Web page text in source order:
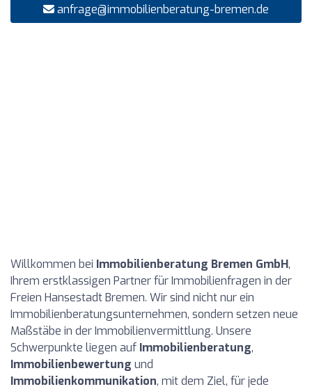
anfrage@immobilienberatung-bremen.de
Willkommen bei Immobilienberatung Bremen GmbH,
Ihrem erstklassigen Partner für Immobilienfragen in der
Freien Hansestadt Bremen. Wir sind nicht nur ein
Immobilienberatungsunternehmen, sondern setzen neue
Maßstäbe in der Immobilienvermittlung. Unsere
Schwerpunkte liegen auf Immobilienberatung,
Immobilienbewertung und
Immobilienkommunikation, mit dem Ziel, für jede